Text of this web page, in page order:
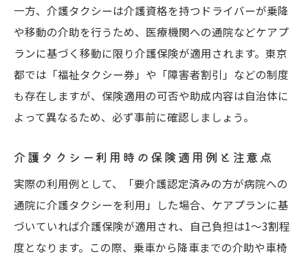
一方、介護タクシーは介護資格を持つドライバーが乗降
や移動の介助を行うため、医療機関への通院などケアプ
ランに基づく移動に限り介護保険が適用されます。東京
都では「福祉タクシー券」や「障害者割引」などの制度
も存在しますが、保険適用の可否や助成内容は自治体に
よって異なるため、必ず事前に確認しましょう。
介護タクシー利用時の保険適用例と注意点
実際の利用例として、「要介護認定済みの方が病院への
通院に介護タクシーを利用」した場合、ケアプランに基
づいていれば介護保険が適用され、自己負担は1〜3割程
度となります。この際、乗車から降車までの介助や車椅